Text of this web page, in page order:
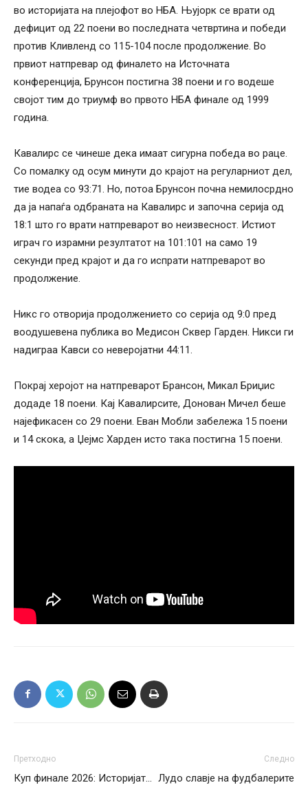
во историјата на плејофот во НБА. Њујорк се врати од
дефицит од 22 поени во последната четвртина и победи
против Кливленд со 115-104 после продолжение. Во
првиот натпревар од финалето на Источната
конференција, Брунсон постигна 38 поени и го водеше
својот тим до триумф во првото НБА финале од 1999
година.
Кавалирс се чинеше дека имаат сигурна победа во раце.
Со помалку од осум минути до крајот на регуларниот дел,
тие водеа со 93:71. Но, потоа Брунсон почна немилосрдно
да ја напаѓа одбраната на Кавалирс и започна серија од
18:1 што го врати натпреварот во неизвесност. Истиот
играч го израмни резултатот на 101:101 на само 19
секунди пред крајот и да го испрати натпреварот во
продолжение.
Никс го отворија продолжението со серија од 9:0 пред
воодушевена публика во Медисон Сквер Гарден. Никси ги
надиграа Кавси со неверојатни 44:11.
Покрај херојот на натпреварот Брансон, Микал Бриџис
додаде 18 поени. Кај Кавалирсите, Донован Мичел беше
најефикасен со 29 поени. Еван Мобли забележа 15 поени
и 14 скока, а Џејмс Харден исто така постигна 15 поени.
Претходно
Куп финале 2026: Историјат…
Следно
Лудо славје на фудбалерите